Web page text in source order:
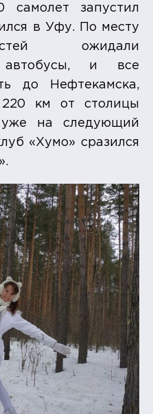
самолет запустил
в Уфу. По месту
ожидали
автобусы, и все
до Нефтекамска,
220 км от столицы
уже на следующий
«Хумо» сразился